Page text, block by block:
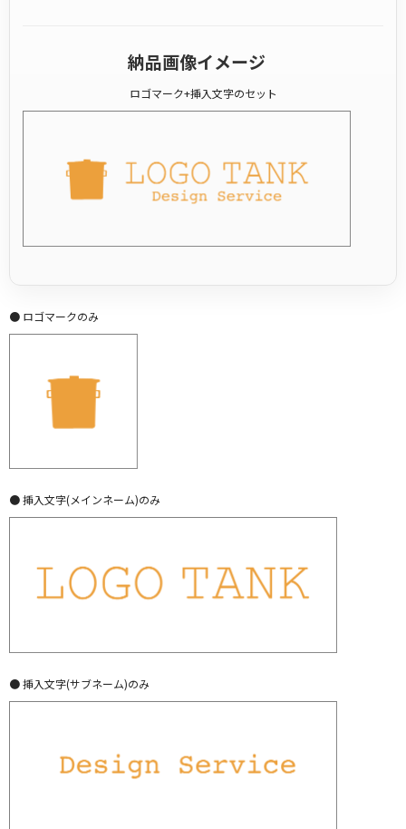
納品画像イメージ
ロゴマーク+挿入文字のセット
● ロゴマークのみ
● 挿入文字(メインネーム)のみ
● 挿入文字(サブネーム)のみ